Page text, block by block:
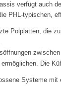
verfügt auch
PHL-typischen,
Polplatten, die
ermöglichen. Die
Systeme mit